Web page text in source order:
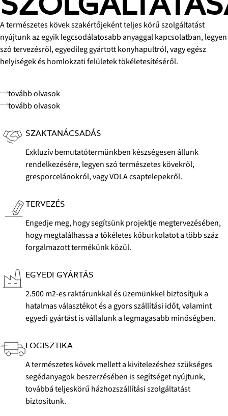
A természetes kövek szakértőjeként teljes körű szolgáltatást
nyújtunk az egyik legcsodálatosabb anyaggal kapcsolatban, legyen
szó tervezésről, egyedileg gyártott konyhapultról, vagy egész
helyiségek és homlokzati felületek tökéletesítéséről.
tovább olvasok
tovább olvasok
SZAKTANÁCSADÁS
Exkluzív bemutatótermünkben készségesen állunk
rendelkezésére, legyen szó természetes kövekről,
gresporcelánokról, vagy VOLA csaptelepekről.
TERVEZÉS
Engedje meg, hogy segítsünk projektje megtervezésében,
hogy megtalálhassa a tökéletes kőburkolatot a több száz
forgalmazott termékünk közül.
EGYEDI GYÁRTÁS
2.500 m2-es raktárunkkal és üzemünkkel biztosítjuk a
hatalmas választékot és a gyors szállítási időt, valamint
egyedi gyártást is vállalunk a legmagasabb minőségben.
LOGISZTIKA
A természetes kövek mellett a kivitelezéshez szükséges
segédanyagok beszerzésében is segítséget nyújtunk,
továbbá teljeskörű házhozszállítási szolgáltatást
biztosítunk.